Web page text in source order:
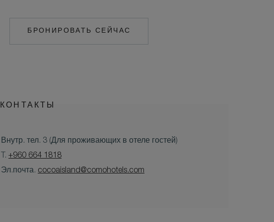
БРОНИРОВАТЬ СЕЙЧАС
КОНТАКТЫ
Внутр. тел. 3 (Для проживающих в отеле гостей)
T. +960 664 1818
Эл.почта. cocoaisland@comohotels.com